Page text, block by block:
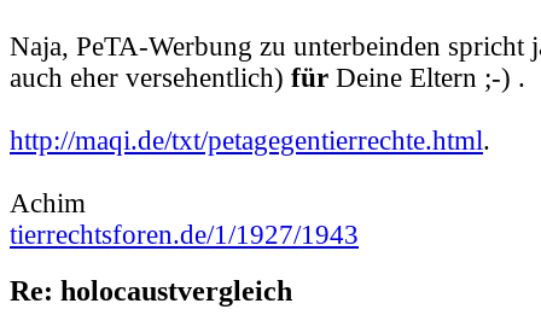
Naja, PeTA-Werbung zu unterbeinden spricht
auch eher versehentlich) für Deine Eltern ;-) .
http://maqi.de/txt/petagegentierrechte.html.
Achim
tierrechtsforen.de/1/1927/1943
Re: holocaustvergleich